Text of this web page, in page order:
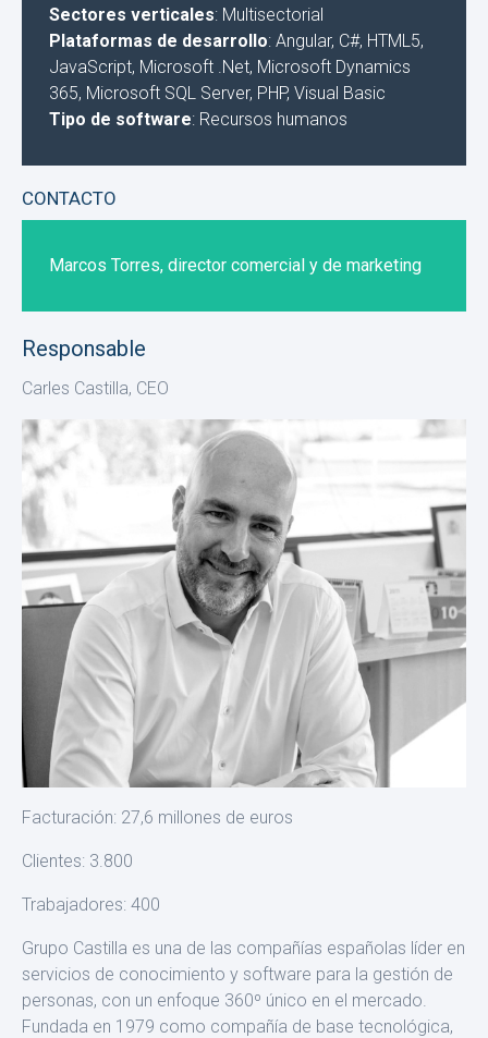
Sectores verticales: Multisectorial
Plataformas de desarrollo: Angular, C#, HTML5,
JavaScript, Microsoft .Net, Microsoft Dynamics
365, Microsoft SQL Server, PHP, Visual Basic
Tipo de software: Recursos humanos
CONTACTO
Marcos Torres, director comercial y de marketing
Responsable
Carles Castilla, CEO
Facturación: 27,6 millones de euros
Clientes: 3.800
Trabajadores: 400
Grupo Castilla es una de las compañías españolas líder en
servicios de conocimiento y software para la gestión de
personas, con un en­foque 360º único en el mercado.
Fundada en 1979 como compañía de base tecnológica,